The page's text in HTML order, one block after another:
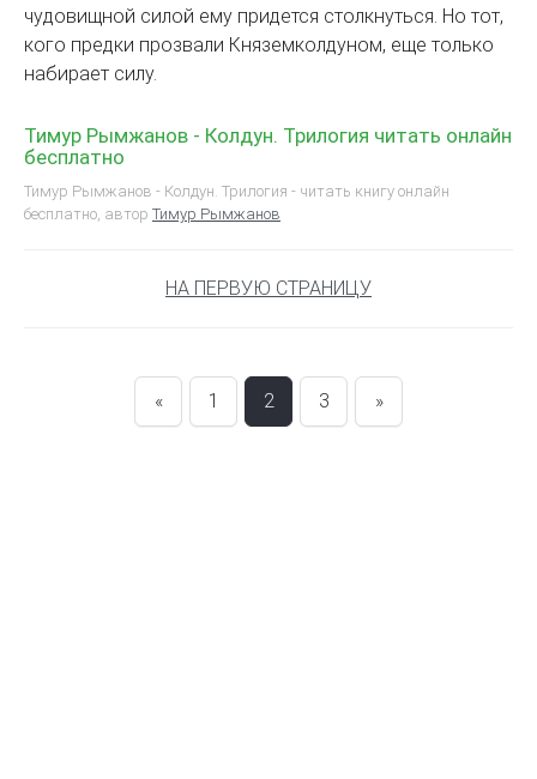
чудовищной силой ему придется столкнуться. Но тот,
кого предки прозвали Князем­колдуном, еще только
набирает силу.
Тимур Рымжанов - Колдун. Трилогия читать онлайн
бесплатно
Тимур Рымжанов - Колдун. Трилогия - читать книгу онлайн
бесплатно, автор Тимур Рымжанов
НА ПЕРВУЮ СТРАНИЦУ
« 1 2 3 »